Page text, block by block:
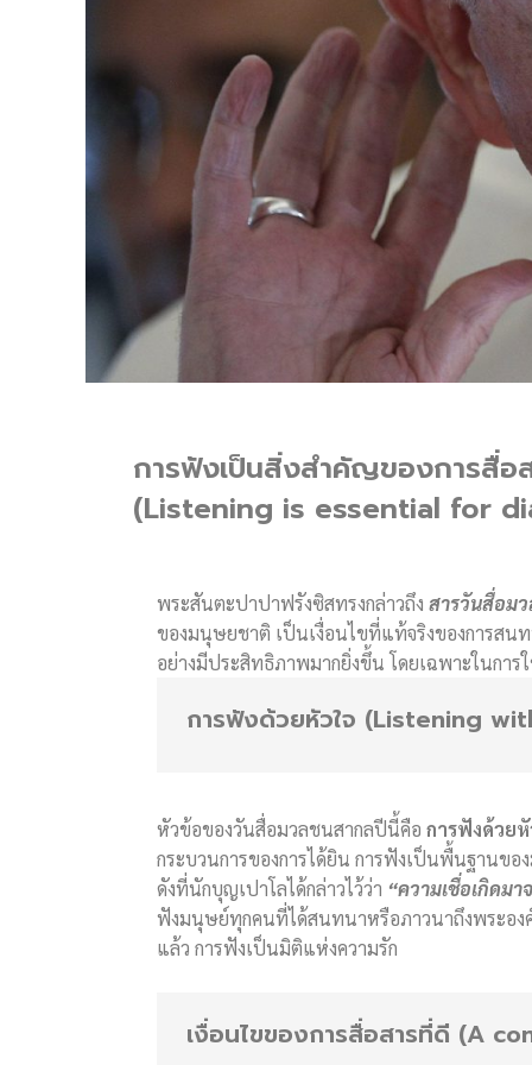
การฟังเป็นสิ่งสำคัญของการสื่อ
(Listening is essential for
พระสันตะปาปาฟรังซิสทรงกล่าวถึง สารวันสื่อม
ของมนุษยชาติ เป็นเงื่อนไขที่แท้จริงของการสน
อย่างมีประสิทธิภาพมากยิ่งขึ้น โดยเฉพาะในการ
การฟังด้วยหัวใจ (Listening
หัวข้อของวันสื่อมวลชนสากลปีนี้คือ การฟังด้วย
กระบวนการของการได้ยิน การฟังเป็นพื้นฐานข
ดังที่นักบุญเปาโลได้กล่าวไว้ว่า “ความเชื่อเกิดม
ฟังมนุษย์ทุกคนที่ได้สนทนาหรือภาวนาถึงพระอง
แล้ว การฟังเป็นมิติแห่งความรัก
เงื่อนไขของการสื่อสารที่ดี (A